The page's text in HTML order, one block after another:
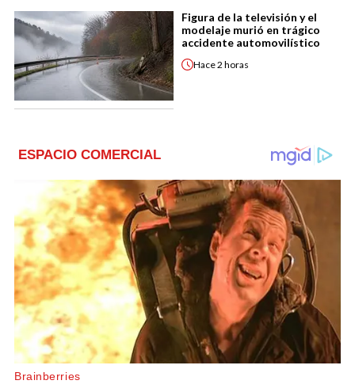
Figura de la televisión y el
modelaje murió en trágico
accidente automovilístico
Hace2 horas